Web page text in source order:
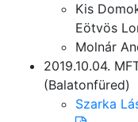
Kis
Eötvös
Molnár
2019.10.04.
(Balatonfüred)
Szarka